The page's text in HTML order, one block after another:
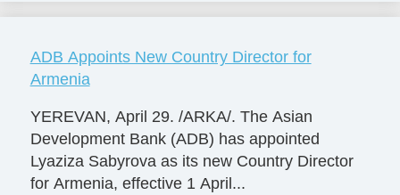
ADB Appoints New Country Director for
Armenia
YEREVAN, April 29. /ARKA/. The Asian
Development Bank (ADB) has appointed
Lyaziza Sabyrova as its new Country Director
for Armenia, effective 1 April...